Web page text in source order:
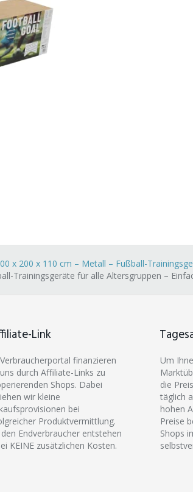
x 200 x 110 cm – Metall – Fußball-
Trainingsgeräte für alle Altersgruppen –
Link
finanzieren
durch Affiliate-Links zu
Shops. Dabei
wir kleine
bei
Produktvermittlung.
Endverbraucher entstehen
KEINE zusätzlichen Kosten.
Um
die
täglich
hohen
Preise
Shops